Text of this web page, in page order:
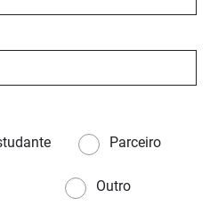
Parceiro
Outro